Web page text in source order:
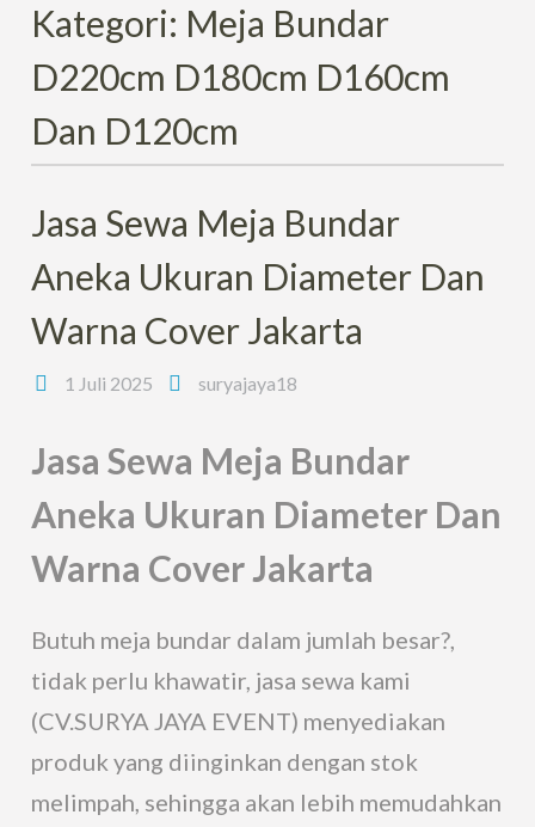
Kategori: Meja Bundar
D220cm D180cm D160cm
Dan D120cm
Jasa Sewa Meja Bundar
Aneka Ukuran Diameter Dan
Warna Cover Jakarta
1 Juli 2025 suryajaya18
Jasa Sewa Meja Bundar
Aneka Ukuran Diameter Dan
Warna Cover Jakarta
Butuh meja bundar dalam jumlah besar?,
tidak perlu khawatir, jasa sewa kami
(CV.SURYA JAYA EVENT) menyediakan
produk yang diinginkan dengan stok
melimpah, sehingga akan lebih memudahkan